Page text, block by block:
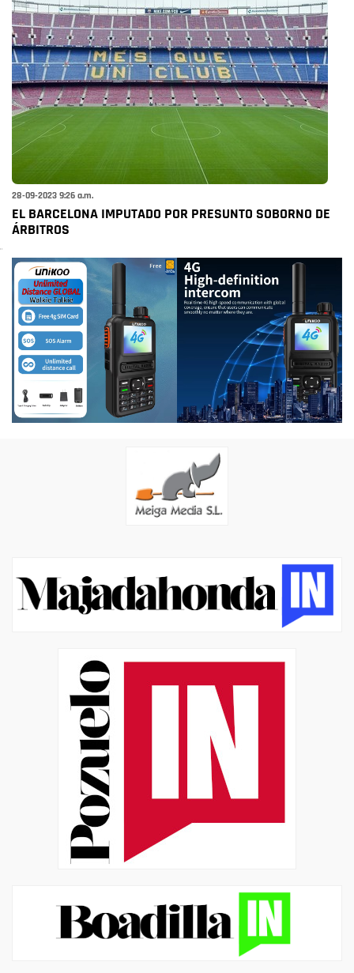
28-09-2023 9:26 a.m.
EL BARCELONA IMPUTADO POR PRESUNTO SOBORNO DE
ÁRBITROS